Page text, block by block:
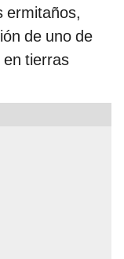
ermitaños,
de uno de
en tierras